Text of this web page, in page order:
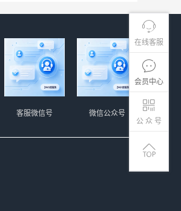
在线客服
会员中心
公 众 号
微信公众号
客服微信号